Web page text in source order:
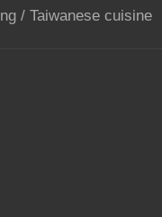
/ Taiwanese cuisine